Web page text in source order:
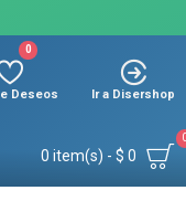
Deseos
0
Ir a Disershop
0 item(s) - $ 0